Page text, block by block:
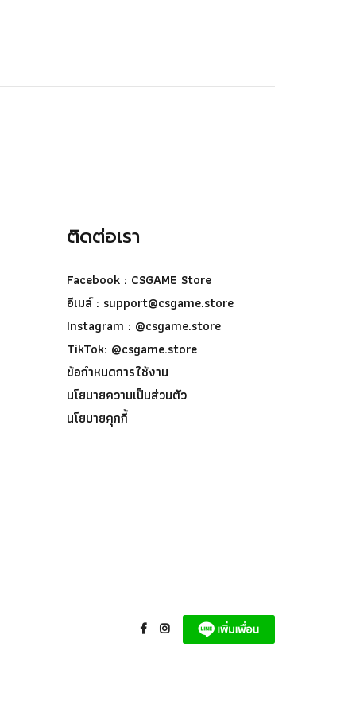
ติดต่อเรา
Facebook : CSGAME Store
อีเมล์ : support@csgame.store
Instagram : @csgame.store
TikTok: @csgame.store
ข้อกำหนดการใช้งาน
นโยบายความเป็นส่วนตัว
นโยบายคุกกี้